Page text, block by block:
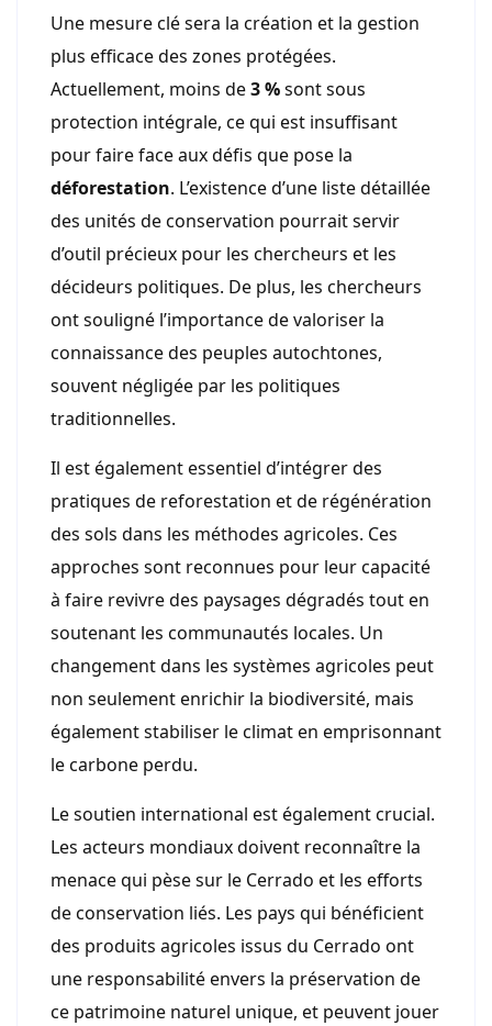
Une mesure clé sera la création et la gestion
plus efficace des zones protégées.
Actuellement, moins de3 %sont sous
protection intégrale, ce qui est insuffisant
pour faire face aux défis que pose la
déforestation. L’existence d’une liste détaillée
des unités de conservation pourrait servir
d’outil précieux pour les chercheurs et les
décideurs politiques. De plus, les chercheurs
ont souligné l’importance de valoriser la
connaissance des peuples autochtones,
souvent négligée par les politiques
traditionnelles.
Il est également essentiel d’intégrer des
pratiques de reforestation et de régénération
des sols dans les méthodes agricoles. Ces
approches sont reconnues pour leur capacité
à faire revivre des paysages dégradés tout en
soutenant les communautés locales. Un
changement dans les systèmes agricoles peut
non seulement enrichir la biodiversité, mais
également stabiliser le climat en emprisonnant
le carbone perdu.
Le soutien international est également crucial.
Les acteurs mondiaux doivent reconnaître la
menace qui pèse sur le Cerrado et les efforts
de conservation liés. Les pays qui bénéficient
des produits agricoles issus du Cerrado ont
une responsabilité envers la préservation de
ce patrimoine naturel unique, et peuvent jouer